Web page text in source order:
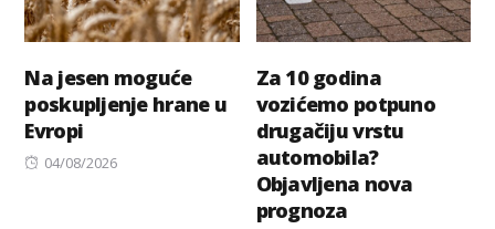
Na jesen moguće
poskupljenje hrane u
Evropi
Posted
04/08/2026
Za 10 godina
vozićemo potpuno
drugačiju vrstu
automobila?
Objavljena nova
prognoza